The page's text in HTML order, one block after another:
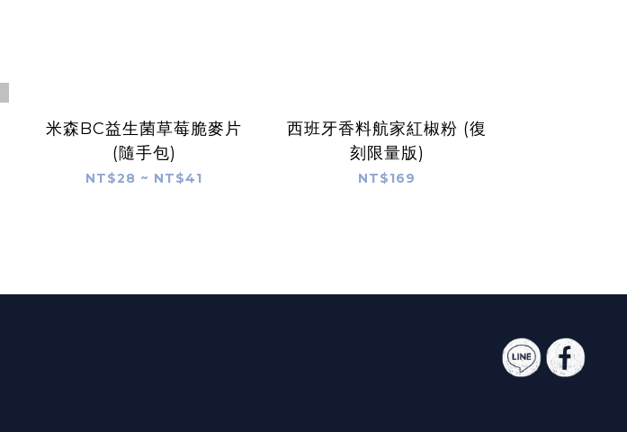
米森BC益生菌草莓脆麥片
(隨手包)
NT$28 ~ NT$41
西班牙香料航家紅椒粉 (復
刻限量版)
NT$169